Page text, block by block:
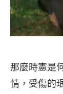
那麼時憲是
情，受傷的